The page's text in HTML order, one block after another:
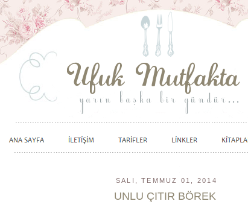
SALI, TEMMUZ 01, 2014
UNLU ÇITIR BÖREK